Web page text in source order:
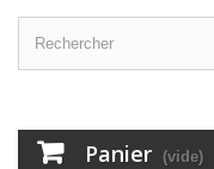
Panier (vide)